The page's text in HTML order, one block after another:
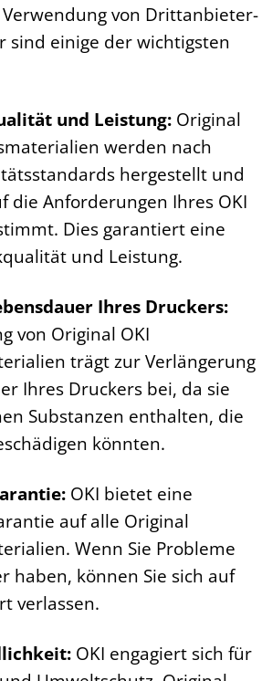
von Drittanbieter-
sind einige der wichtigsten
und Leistung: Original
werden nach
hergestellt und
die Anforderungen Ihres OKI
Dies garantiert eine
und Leistung.
Ihres Druckers:
von Original OKI
trägt zur Verlängerung
Ihres Druckers bei, da sie
Substanzen enthalten, die
könnten.
OKI bietet eine
auf alle Original
Wenn Sie Probleme
haben, können Sie sich auf
verlassen.
OKI engagiert sich für